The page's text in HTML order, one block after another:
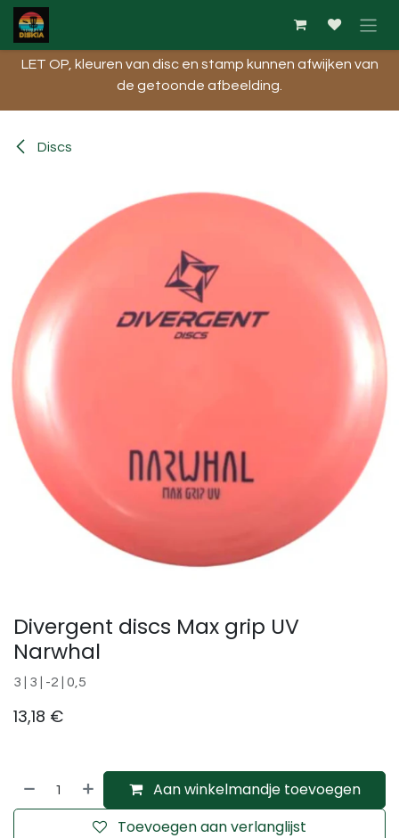
Overslaan naar inhoud
LET OP, kleuren van disc en stamp kunnen afwijken van
de getoonde afbeelding.​
Discs
Divergent discs Max grip UV
Narwhal
3 | 3 | -2 | 0,5
13,18 €
Aan winkelmandje toevoegen
Toevoegen aan verlanglijst